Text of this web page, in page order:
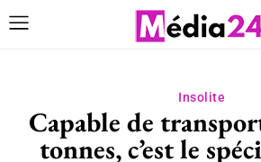
Insolite
Capable de
tonnes, c’est le